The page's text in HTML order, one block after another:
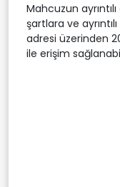
Mahcuzun
şartlara ve
adresi üzerinden
ile erişim